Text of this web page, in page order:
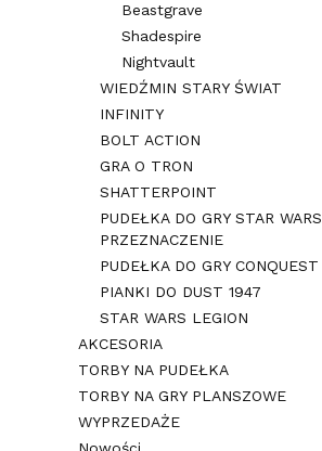
Beastgrave
Shadespire
Nightvault
WIEDŹMIN STARY ŚWIAT
INFINITY
BOLT ACTION
GRA O TRON
SHATTERPOINT
PUDEŁKA DO GRY STAR WARS
PRZEZNACZENIE
PUDEŁKA DO GRY CONQUEST
PIANKI DO DUST 1947
STAR WARS LEGION
AKCESORIA
TORBY NA PUDEŁKA
TORBY NA GRY PLANSZOWE
WYPRZEDAŻE